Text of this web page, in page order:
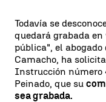
Todavía se
quedará grabada
pública", el abogado
Camacho, ha
Instrucción número
Peinado, que su
sea grabada.